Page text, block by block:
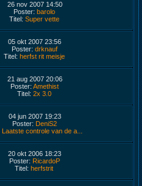
26 nov 2007 14:50
Poster: barolo
Titel: Super vette
05 okt 2007 23:56
Poster: drknauf
Titel: herfst rit meisje
21 aug 2007 20:06
Poster: Amethist
Titel: 2x 3.0
04 jun 2007 19:23
Poster: DeniS2
Laatste controle van de a...
20 okt 2006 18:23
Poster: RicardoP
Titel: herfstrit